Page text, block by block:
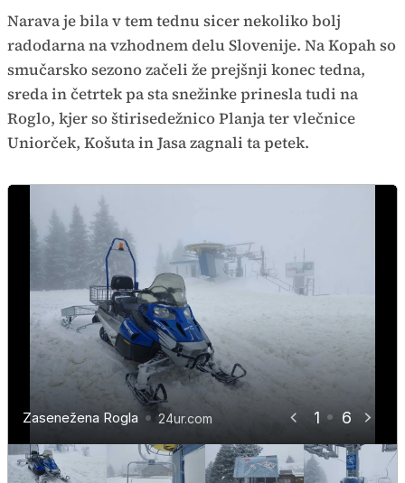
Narava je bila v tem tednu sicer nekoliko bolj
radodarna na vzhodnem delu Slovenije. Na Kopah so
smučarsko sezono začeli že prejšnji konec tedna,
sreda in četrtek pa sta snežinke prinesla tudi na
Roglo, kjer so štirisedežnico Planja ter vlečnice
Uniorček, Košuta in Jasa zagnali ta petek.
1 6
Zasenežena Rogla 24ur.com
Zasenežena Rogla 24ur.com
Zasenežena Rogla 24ur.com
Zasenežena Rogla 24ur.com
Zasenežena Rogla 24ur.com
Zasenežena Rogla 24ur.com